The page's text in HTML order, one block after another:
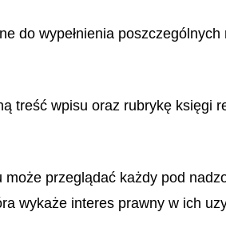
do wypełnienia
treść wpisu oraz rubrykę księgi
przeglądać każdy pod
wykaże interes prawny w ich